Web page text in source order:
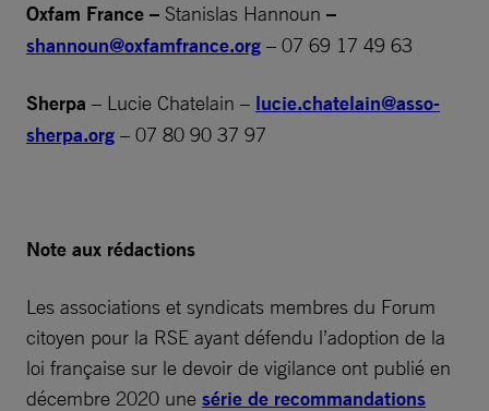
Oxfam France – Stanislas Hannoun –
shannoun@oxfamfrance.org – 07 69 17 49 63
Sherpa – Lucie Chatelain – lucie.chatelain@asso-
sherpa.org – 07 80 90 37 97
Note aux rédactions
Les associations et syndicats membres du Forum
citoyen pour la RSE ayant défendu l’adoption de la
loi française sur le devoir de vigilance ont publié en
décembre 2020 une série de recommandations